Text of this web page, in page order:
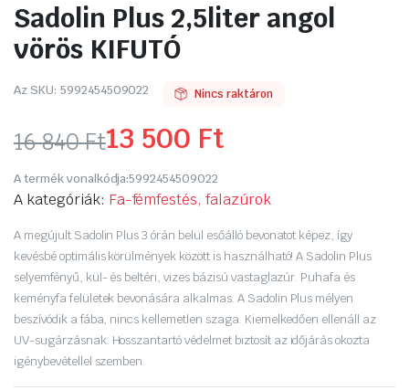
Sadolin Plus 2,5liter angol
vörös KIFUTÓ
Az SKU: 5992454509022 Nincs raktáron
16 840Ft
Original
price
was:
16
840 Ft.
13 500 Ft
Current
price
is:
13
500 Ft.
A termék vonalkódja:5992454509022
A kategóriák: Fa-fémfestés, falazúrok
A megújult Sadolin Plus 3 órán belül esőálló bevonatot képez, így
kevésbé optimális körülmények között is használható! A Sadolin Plus
selyemfényű, kül- és beltéri, vizes bázisú vastaglazúr. Puhafa és
keményfa felületek bevonására alkalmas. A Sadolin Plus mélyen
beszívódik a fába, nincs kellemetlen szaga. Kiemelkedően ellenáll az
UV-sugárzásnak. Hosszantartó védelmet biztosít az időjárás okozta
igénybevétellel szemben.